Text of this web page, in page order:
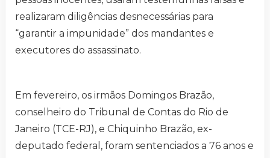
realizaram diligências desnecessárias para
“garantir a impunidade” dos mandantes e
executores do assassinato.
Em fevereiro, os irmãos Domingos Brazão,
conselheiro do Tribunal de Contas do Rio de
Janeiro (TCE-RJ), e Chiquinho Brazão, ex-
deputado federal, foram sentenciados a 76 anos e